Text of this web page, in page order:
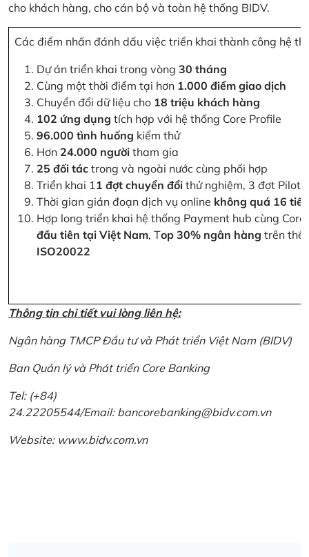
cho khách hàng, cho cán bộ và toàn hệ thống BIDV.
Các điểm nhấn đánh dấu việc triển khai thành công hệ
Dự án triển khai trong vòng 30 tháng
Cùng một thời điểm tại hơn 1.000 điểm giao dịch
Chuyển đổi dữ liệu cho 18 triệu khách hàng
102 ứng dụng tích hợp với hệ thống Core Profile
96.000 tình huống kiểm thử
Hơn 24.000 người tham gia
25 đối tác trong và ngoài nước cùng phối hợp
Triển khai 11 đợt chuyển đổi thử nghiệm, 3 đợt Pilot
Thời gian gián đoạn dịch vụ online không quá 16
Hợp long triển khai hệ thống Payment hub cùng
đầu tiên tại Việt Nam, Top 30% ngân hàng trên thế
ISO20022
Thông tin chi tiết vui lòng liên hệ:
Ngân hàng TMCP Đầu tư và Phát triển Việt Nam (BIDV)
Ban Quản lý và Phát triển Core Banking
Tel: (+84)
24.22205544/Email: bancorebanking@bidv.com.vn
Website: www.bidv.com.vn